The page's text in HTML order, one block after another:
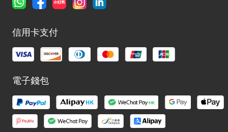
信用卡支付
電子錢包